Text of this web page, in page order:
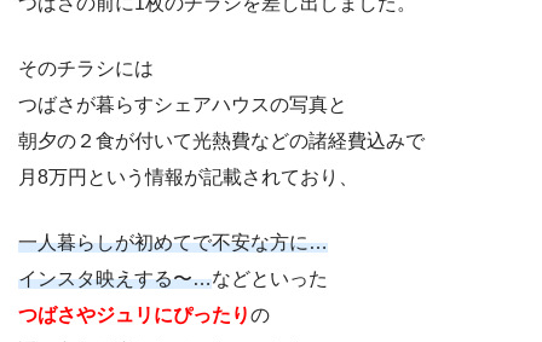
そのチラシには
つばさが暮らすシェアハウスの写真と
朝夕の２食が付いて光熱費などの諸経費込みで
月8万円という情報が記載されており、
一人暮らしが初めてで不安な方に…
インスタ映えする〜…などといった
つばさやジュリにぴったりの